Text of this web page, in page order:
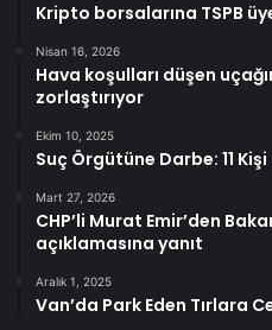
Kripto borsalarına TSPB
Nisan 16, 2026
Hava koşulları düşen
zorlaştırıyor
Ekim 10, 2025
Suç Örgütüne Darbe: 11
Mart 27, 2026
CHP’li Murat Emir’den
açıklamasına yanıt
Aralık 1, 2025
Van’da Park Eden Tırlara